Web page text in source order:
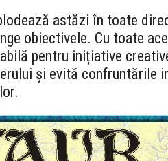
astăzi în toate
obiectivele. Cu toate
pentru inițiative
și evită confruntările